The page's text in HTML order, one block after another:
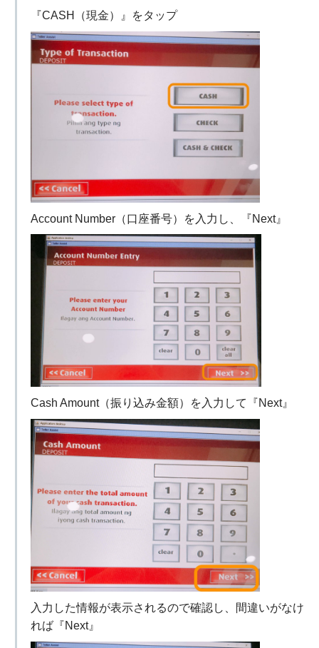
『CASH（現金）』をタップ
Account Number（口座番号）を入力し、『Next』
Cash Amount（振り込み金額）を入力して『Next』
入力した情報が表示されるので確認し、間違いがなけ
れば『Next』